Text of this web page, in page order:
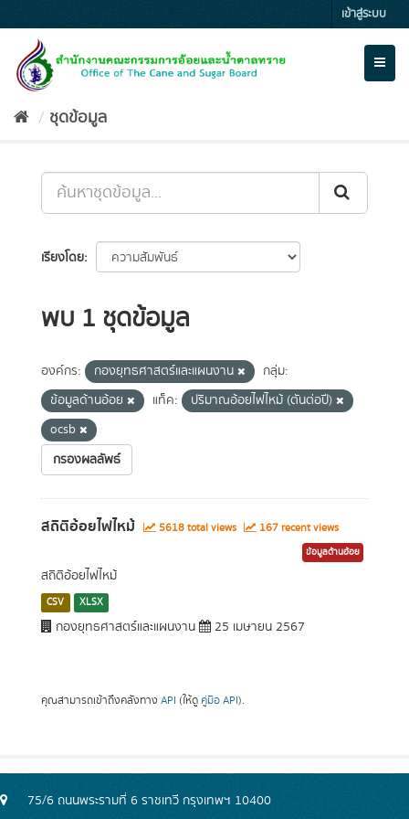
to
content
เข้าสู่ระบบ
ชุดข้อมูล
เรียงโดย
พบ 1 ชุดข้อมูล
องค์กร: กองยุทธศาสตร์และแผนงาน
กลุ่ม:
ข้อมูลด้านอ้อย
แท็ค:
ปริมาณอ้อยไฟไหม้ (ตันต่อปี)
ocsb
กรองผลลัพธ์
สถิติอ้อยไฟไหม้ 5618 total views 167 recent views
ข้อมูลด้านอ้อย
สถิติอ้อยไฟไหม้
CSV XLSX
กองยุทธศาสตร์และแผนงาน 25 เมษายน 2567
คุณสามารถเข้าถึงคลังทาง API (ให้ดู คู่มือ API).
75/6 ถนนพระรามที่ 6 ราชเทวี กรุงเทพฯ 10400